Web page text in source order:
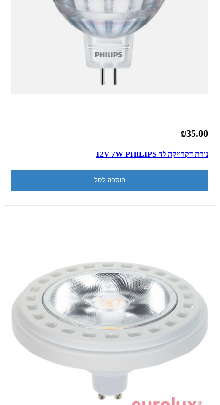
₪35.00
נורת דקרויקה לד 12V 7W PHILIPS
הוספה לסל